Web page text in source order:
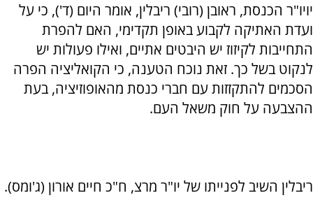
יויו"ר הכנסת, ראובן (רובי) ריבלין, אומר היום (ד'), כי על
ועדת האתיקה לקבוע באופן תקדימי, האם להפרת
התחייבות לקיזוז יש היבטים אתיים, ואילו פעולות יש
לנקוט בשל כך. זאת נוכח הטענה, כי הקואליציה הפרה
הסכמים להתקזזות עם חברי כנסת מהאופוזיציה, בעת
ההצבעה על חוק משאל העם.
ריבלין השיב לפנייתו של יו"ר מרצ, ח"כ חיים אורון (ג'ומס).